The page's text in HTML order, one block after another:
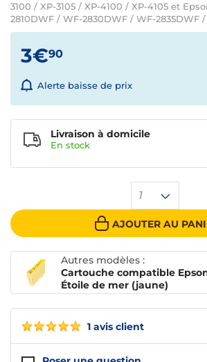
3100 / XP-3105 / XP-4100 / XP-4105 et
2810DWF / WF-2830DWF / WF-2835DWF
1 avis client
3€90
Alerte baisse de prix
1
AJOUTER AU
Livraison à domicile
En stock
Autres modèles :
Cartouche compatible
Étoile de mer (jaune)